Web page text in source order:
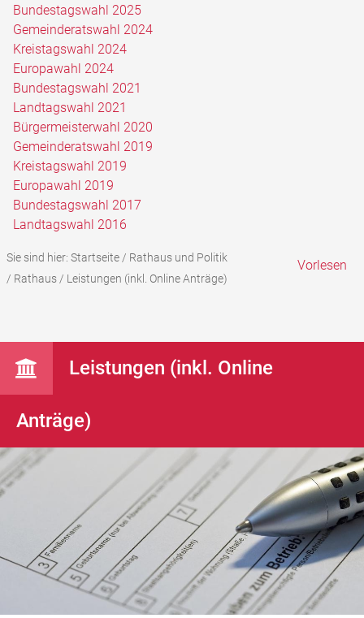
Bundestagswahl 2025
Gemeinderatswahl 2024
Kreistagswahl 2024
Europawahl 2024
Bundestagswahl 2021
Landtagswahl 2021
Bürgermeisterwahl 2020
Gemeinderatswahl 2019
Kreistagswahl 2019
Europawahl 2019
Bundestagswahl 2017
Landtagswahl 2016
Sie sind hier: Startseite/ Rathaus und Politik
/ Rathaus/ Leistungen (inkl. Online Anträge)
Vorlesen
Leistungen (inkl. Online
Anträge)